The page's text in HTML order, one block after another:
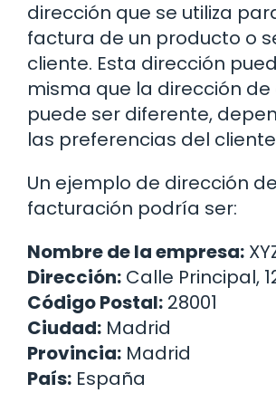
dirección que se utiliza
factura de un producto o
cliente. Esta dirección
misma que la dirección de
puede ser diferente,
las preferencias del
Un ejemplo de dirección de
facturación podría ser:
Nombre de la empresa:
Dirección: Calle Principal,
Código Postal: 28001
Ciudad: Madrid
Provincia: Madrid
País: España